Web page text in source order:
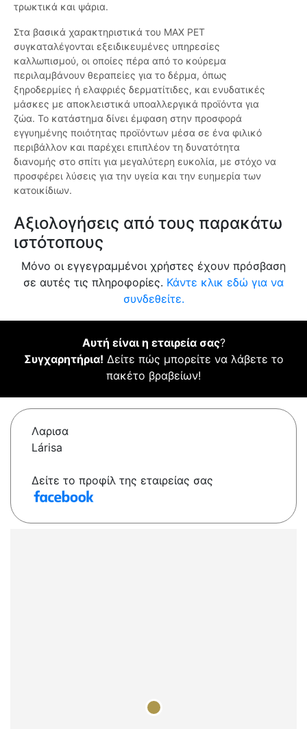
τρωκτικά και ψάρια.
Στα βασικά χαρακτηριστικά του MAX PET
συγκαταλέγονται εξειδικευμένες υπηρεσίες
καλλωπισμού, οι οποίες πέρα από το κούρεμα
περιλαμβάνουν θεραπείες για το δέρμα, όπως
ξηροδερμίες ή ελαφριές δερματίτιδες, και ενυδατικές
μάσκες με αποκλειστικά υποαλλεργικά προϊόντα για
ζώα. Το κατάστημα δίνει έμφαση στην προσφορά
εγγυημένης ποιότητας προϊόντων μέσα σε ένα φιλικό
περιβάλλον και παρέχει επιπλέον τη δυνατότητα
διανομής στο σπίτι για μεγαλύτερη ευκολία, με στόχο να
προσφέρει λύσεις για την υγεία και την ευημερία των
κατοικίδιων.
Αξιολογήσεις από τους παρακάτω
ιστότοπους
Μόνο οι εγγεγραμμένοι χρήστες έχουν πρόσβαση
σε αυτές τις πληροφορίες. Κάντε κλικ εδώ για να
συνδεθείτε.
Αυτή είναι η εταιρεία σας?
Συγχαρητήρια! Δείτε πώς μπορείτε να λάβετε το
πακέτο βραβείων!
Λαρισα
Lárisa
Δείτε το προφίλ της εταιρείας σας